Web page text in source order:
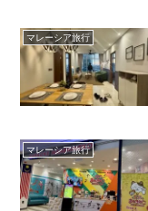
マレーシア旅行
マレーシア旅行